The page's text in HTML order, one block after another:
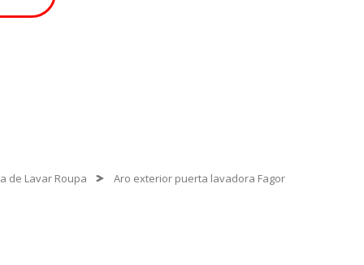
de Lavar Roupa Aro exterior puerta lavadora Fagor